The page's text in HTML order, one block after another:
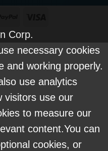
Corp.
necessary cookies
and working properly.
use analytics
visitors use our
to measure our
content.You can
cookies, or